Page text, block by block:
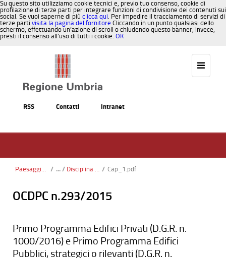
Su questo sito utilizziamo cookie tecnici e, previo tuo consenso, cookie di
profilazione di terze parti per integrare funzioni di condivisione dei contenuti sui
social. Se vuoi saperne di più clicca qui. Per impedire il tracciamento di servizi di
terze parti visita la pagina del fornitore Cliccando in un punto qualsiasi dello
schermo, effettuando un’azione di scroll o chiudendo questo banner, invece,
presti il consenso all’uso di tutti i cookie. OK
RSS Contatti Intranet
Paesaggio, Territorio, Urbanistica / Disciplina Recupero aggiornata 2015 / Cap_1.pdf
OCDPC n.293/2015
Primo Programma Edifici Privati (D.G.R. n.
1000/2016) e Primo Programma Edifici
Pubblici, strategici o rilevanti (D.G.R. n.